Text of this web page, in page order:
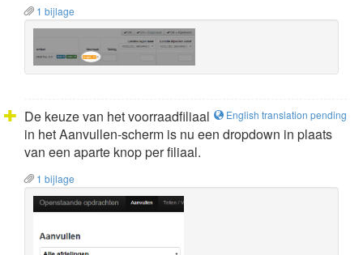
1 bijlage
English translation pending
De keuze van het voorraadfiliaal
in het Aanvullen-scherm is nu een dropdown in plaats
van een aparte knop per filiaal.
1 bijlage